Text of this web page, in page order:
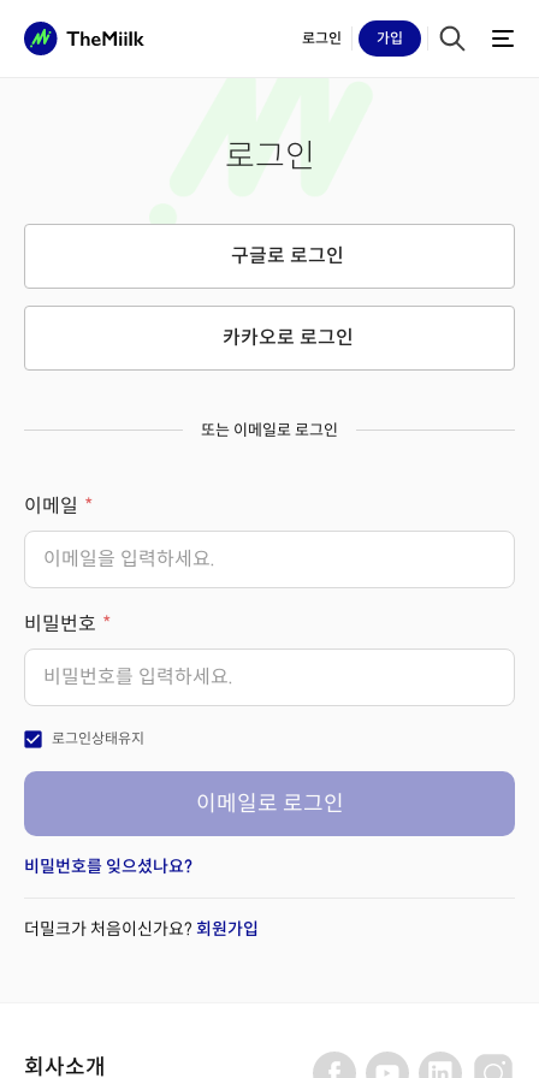
로그인 가입
로그인
구글로 로그인
카카오로 로그인
또는 이메일로 로그인
이메일
비밀번호
check_box 로그인상태유지
이메일로 로그인
비밀번호를 잊으셨나요?
더밀크가 처음이신가요? 회원가입
회사소개